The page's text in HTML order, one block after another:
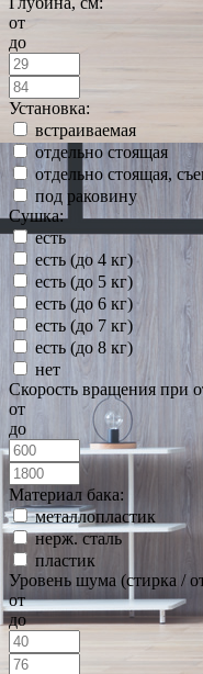
от
до
Установка:
встраиваемая
отдельно стоящая
отдельно стоящая,
под раковину
Сушка:
есть
есть (до 4 кг)
есть (до 5 кг)
есть (до 6 кг)
есть (до 7 кг)
есть (до 8 кг)
нет
Скорость вращения при
от
до
Материал бака:
металлопластик
нерж. сталь
пластик
Уровень шума (стирка /
от
до